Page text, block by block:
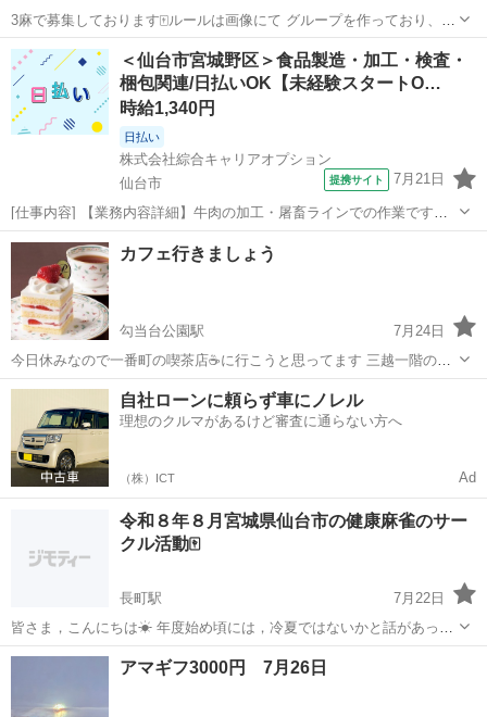
3麻で募集しております🀄️ルールは画像にて グループを作っており、数
十名でほぼ毎日対局しております！ 興味がある方はご連絡お待ちして
ます🙇
宮城 仙台市 泉中央駅 その他 グループ
＜仙台市宮城野区＞食品製造・加工・検査・
梱包関連/日払いOK【未経験スタートO…
時給1,340円
日払い
株式会社綜合キャリアオプション
仙台市
提携サイト 7月21日
[仕事内容] 【業務内容詳細】牛肉の加工・屠畜ラインでの作業です。
屠畜される前の牛の牽引補助・電気機械の使用補助・頭、 手、 足、
胴体の切断と補助・スチーム機能のあるバキュームでの洗浄、 ホース
での洗浄作業を行っていただ...
宮城 仙台市 工場
カフェ行きましょう
勾当台公園駅
7月24日
今日休みなので一番町の喫茶店☕️に行こうと思ってます 三越一階の銀
座トリコロール🇫🇷 13時待ち合わせでいかがですか？ ※定型文の人は
冷やかしなので必ず簡単でいいので自己紹介もお願いします
宮城 仙台市 勾当台公園駅 その他
自社ローンに頼らず車にノレル
理想のクルマがあるけど審査に通らない方へ
（株）ICT Ad
令和８年８月宮城県仙台市の健康麻雀のサー
クル活動🀄️
長町駅
7月22日
皆さま，こんにちは☀ 年度始め頃には，冷夏ではないかと話があって
も何のその， 体感的にはそんなことはありませんね💦 とはいえ，まだ
梅雨明けもせず， いまの季節は何なのかはっきりもせず， ただただ暑
宮城 仙台市 長町駅 その他 サークル活動
アマギフ3000円 7月26日